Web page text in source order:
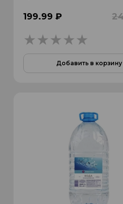
199.99 ₽
Добавить в корзину